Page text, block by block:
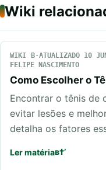
Wiki
WIKI ATUALIZADO 10
FELIPE NASCIMENTO
Como Escolher o
Encontrar o tênis de
evitar lesões e
detalha os fatores
Ler matéria